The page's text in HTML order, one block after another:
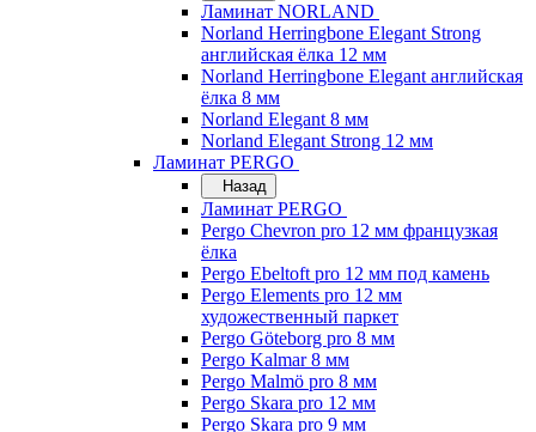
Ламинат NORLAND
Norland Herringbone Elegant Strong
английская ёлка 12 мм
Norland Herringbone Elegant английская
ёлка 8 мм
Norland Elegant 8 мм
Norland Elegant Strong 12 мм
Ламинат PERGO
Назад
Ламинат PERGO
Pergo Chevron pro 12 мм французкая
ёлка
Pergo Ebeltoft pro 12 мм под камень
Pergo Elements pro 12 мм
художественный паркет
Pergo Göteborg pro 8 мм
Pergo Kalmar 8 мм
Pergo Malmö pro 8 мм
Pergo Skara pro 12 мм
Pergo Skara pro 9 мм